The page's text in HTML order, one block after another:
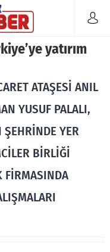
yatırım
ATAŞESİ ANIL
YUSUF PALALI,
ŞEHRİNDE YER
BİRLİĞİ
FİRMASINDA